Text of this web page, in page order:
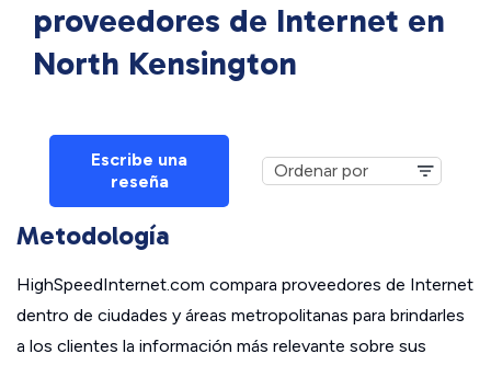
proveedores de Internet en
North Kensington
Escribe una
reseña
Metodología
HighSpeedInternet.com compara proveedores de Internet
dentro de ciudades y áreas metropolitanas para brindarles
a los clientes la información más relevante sobre sus